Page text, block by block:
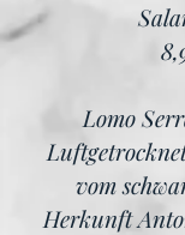
Lomo
vom
Herkunft